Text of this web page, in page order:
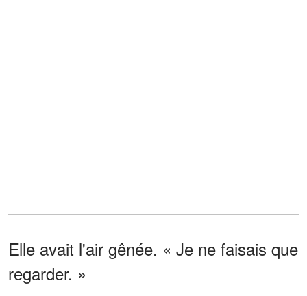
Elle avait l'air gênée. « Je ne faisais que
regarder. »